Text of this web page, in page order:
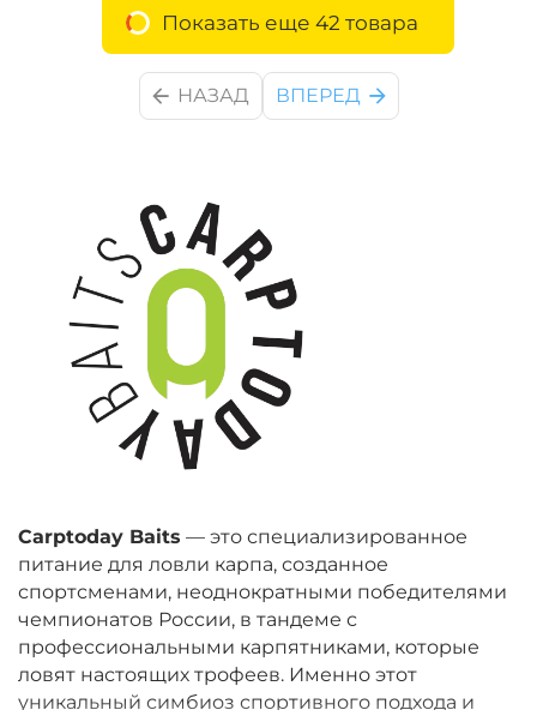
Carptoday Baits — это специализированное
питание для ловли карпа, созданное
спортсменами, неоднократными победителями
чемпионатов России, в тандеме с
профессиональными карпятниками, которые
ловят настоящих трофеев. Именно этот
уникальный симбиоз спортивного подхода и
Показать еще 42 товара
НАЗАД ВПЕРЕД